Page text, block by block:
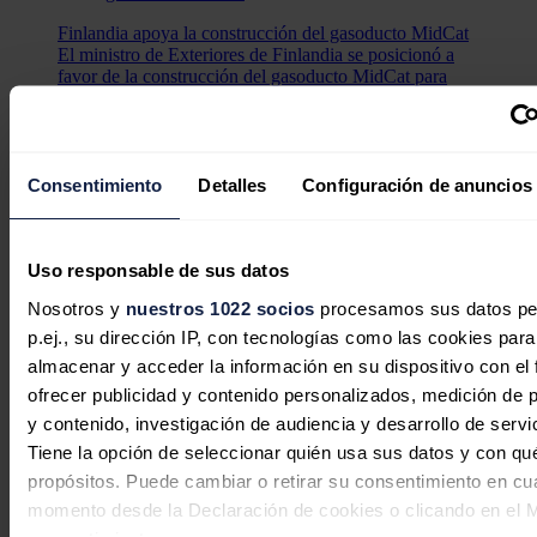
Consentimiento Detalles Configuración de anuncios
Uso responsable de sus datos
Nosotros y nuestros 1022 socios procesamos sus datos
p.ej., su dirección IP, con tecnologías como las cookies para
almacenar y acceder la información en su dispositivo con el
ofrecer publicidad y contenido personalizados, medición de
y contenido, investigación de audiencia y desarrollo de
Tiene la opción de seleccionar quién usa sus datos y con
propósitos. Puede cambiar o retirar su consentimiento en
momento desde la Declaración de cookies o clicando en el
Finlandia apoya la construcción del gasoducto MidCat
El ministro de Exteriores de Finlandia se posicionó a
favor de la construcción del gasoducto MidCat para
recientemente a favor de desarrollar esa infraestructura gasística con
futuro.
Noticias relacionadas
España supera ya el 70 % de reservas
de gas pero los combustibles siguen
tensionados
Redacción07/08/2026